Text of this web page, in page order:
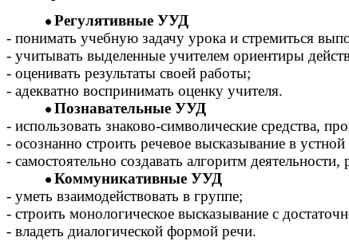
Регулятивные УУД
- понимать учебную задачу урока и стремиться
- учитывать выделенные учителем ориентиры
- оценивать результаты своей работы;
- адекватно воспринимать оценку учителя.
Познавательные УУД
- использовать знаково-символические средства,
- осознанно строить речевое высказывание в
- самостоятельно создавать алгоритм
Коммуникативные УУД
- уметь взаимодействовать в группе;
- строить монологическое высказывание с
- владеть диалогической формой речи.